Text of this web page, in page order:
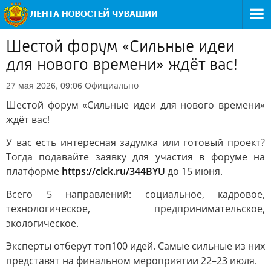
Шестой форум «Сильные идеи
для нового времени» ждёт вас!
27 мая 2026, 09:06 Официально
Шестой форум «Сильные идеи для нового времени»
ждёт вас!
У вас есть интересная задумка или готовый проект?
Тогда подавайте заявку для участия в форуме на
платформе https://clck.ru/344BYU до 15 июня.
Всего 5 направлений: социальное, кадровое,
технологическое, предпринимательское,
экологическое.
Эксперты отберут топ100 идей. Самые сильные из них
представят на финальном мероприятии 22–23 июля.